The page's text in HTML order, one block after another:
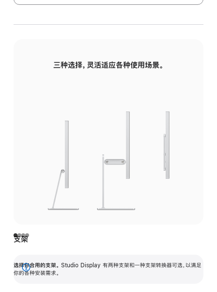
三种选择，灵活适应各种使用场景。
支架
选择你合用的支架。 Studio Display 有两种支架和一种支架转换器可选，以满足
你的各种安装需求。
展